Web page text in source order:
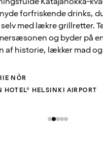
forfriskende drinks,
med lækre grillretter.
og byder på
af historie, lækker mad
NÒR
HOTEL® HELSINKI AIRPORT